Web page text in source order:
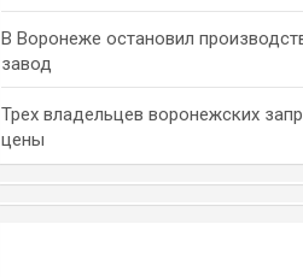
В Воронеже остановил
завод
Трех владельцев воронежских
цены